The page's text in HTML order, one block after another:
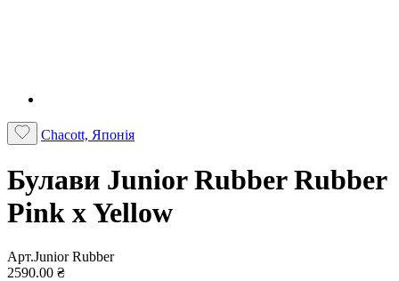
Chacott, Японія
Булави Junior Rubber Rubber
Pink x Yellow
Арт.Junior Rubber
2590.00 ₴